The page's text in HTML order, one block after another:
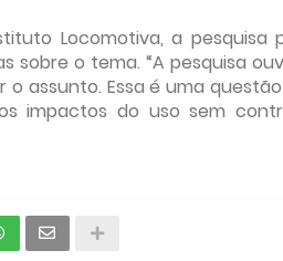
Locomotiva, a pesquisa
sobre o tema. “A pesquisa
o assunto. Essa é uma
impactos do uso sem